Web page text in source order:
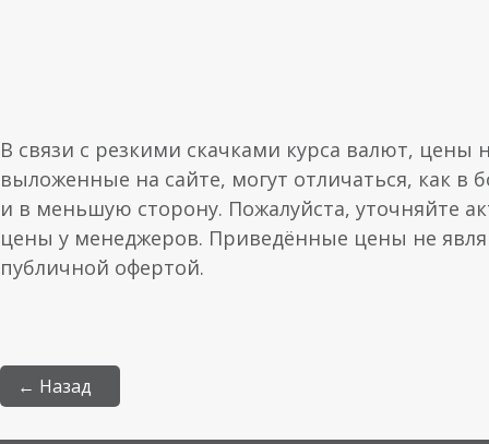
В связи с резкими скачками курса валют, цены
выложенные на сайте, могут отличаться, как в
и в меньшую сторону. Пожалуйста, уточняйте
цены у менеджеров. Приведённые цены не
публичной офертой.
← Назад